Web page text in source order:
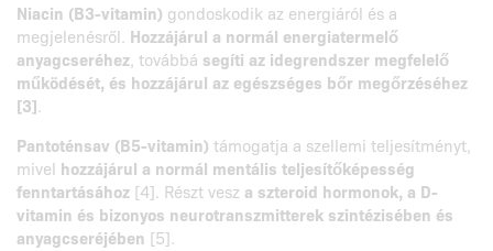
Niacin (B3-vitamin) gondoskodik az energiáról és a
megjelenésről. Hozzájárul a normál energiatermelő
anyagcseréhez, továbbá segíti az idegrendszer megfelelő
működését, és hozzájárul az egészséges bőr megőrzéséhez
[3].
Pantoténsav (B5-vitamin) támogatja a szellemi teljesítményt,
mivel hozzájárul a normál mentális teljesítőképesség
fenntartásához [4]. Részt vesz a szteroid hormonok, a D-
vitamin és bizonyos neurotranszmitterek szintézisében és
anyagcseréjében [5].